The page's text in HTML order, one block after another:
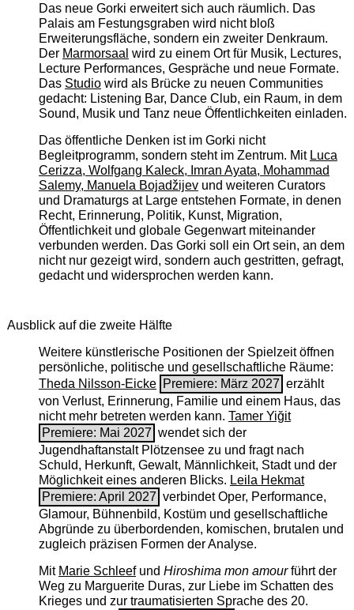
Das neue Gorki erweitert sich auch räumlich. Das
Palais am Festungsgraben wird nicht bloß
Erweiterungsfläche, sondern ein zweiter Denkraum.
Der Marmorsaal wird zu einem Ort für Musik, Lectures,
Lecture Performances, Gespräche und neue Formate.
Das Studiowird als Brücke zu neuen Communities
gedacht: Listening Bar, Dance Club, ein Raum, in dem
Sound, Musik und Tanz neue Öffentlichkeiten einladen.
Das öffentliche Denken ist im Gorki nicht
Begleitprogramm, sondern steht im Zentrum. Mit Luca
Cerizza, Wolfgang Kaleck, Imran Ayata, Mohammad
Salemy, Manuela Bojadžijevund weiteren Curators
und Dramaturgs at Large entstehen Formate, in denen
Recht, Erinnerung, Politik, Kunst, Migration,
Öffentlichkeit und globale Gegenwart miteinander
verbunden werden. Das Gorki soll ein Ort sein, an dem
nicht nur gezeigt wird, sondern auch gestritten, gefragt,
gedacht und widersprochen werden kann.
Ausblick auf die zweite Hälfte
Weitere künstlerische Positionen der Spielzeit öffnen
persönliche, politische und gesellschaftliche Räume:
Theda Nilsson-Eicke Premiere: März 2027 erzählt
von Verlust, Erinnerung, Familie und einem Haus, das
nicht mehr betreten werden kann. Tamer Yiğit
Premiere: Mai 2027 wendet sich der
Jugendhaftanstalt Plötzensee zu und fragt nach
Schuld, Herkunft, Gewalt, Männlichkeit, Stadt und der
Möglichkeit eines anderen Blicks. Leila Hekmat
Premiere: April 2027 verbindet Oper, Performance,
Glamour, Bühnenbild, Kostüm und gesellschaftliche
Abgründe zu überbordenden, komischen, brutalen und
zugleich präzisen Formen der Analyse.
Mit Marie Schleefund Hiroshima mon amourführt der
Weg zu Marguerite Duras, zur Liebe im Schatten des
Krieges und zur traumatisierten Sprache des 20.